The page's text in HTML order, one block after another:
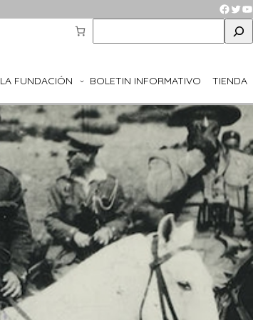
e
r
h
LA FUNDACIÓN BOLETIN INFORMATIVO TIENDA